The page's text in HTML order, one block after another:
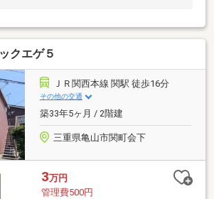
クエゲ５
ＪＲ関西本線 関駅 徒歩16分
その他の交通
築33年5ヶ月 / 2階建
三重県亀山市関町会下
3万円
管理費500円